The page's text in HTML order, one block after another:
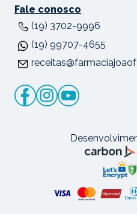
Fale conosco
(19) 3702-9996
(19) 99707-4655